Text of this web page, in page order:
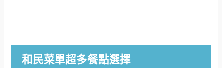
和民菜單超多餐點選擇